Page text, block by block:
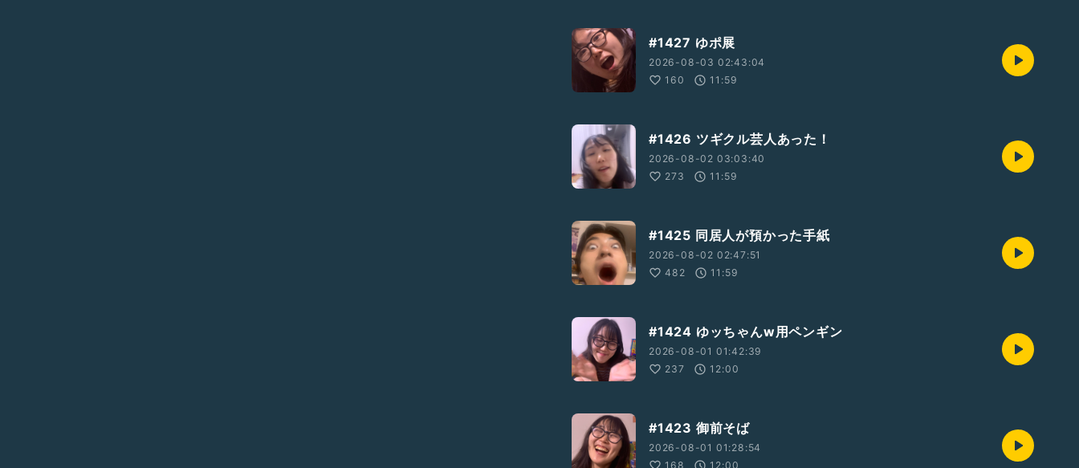
#1427 ゆポ展
2026-08-03 02:43:04
160
11:59
#1426 ツギクル芸人あった！
2026-08-02 03:03:40
273
11:59
#1425 同居人が預かった手紙
2026-08-02 02:47:51
482
11:59
#1424 ゆッちゃんw用ペンギン
2026-08-01 01:42:39
237
12:00
#1423 御前そば
2026-08-01 01:28:54
168
12:00